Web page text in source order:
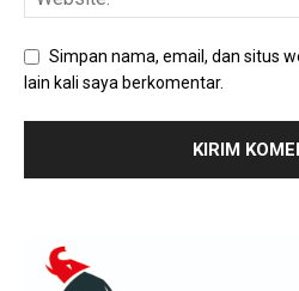
Simpan nama, email, dan situs
lain kali saya berkomentar.